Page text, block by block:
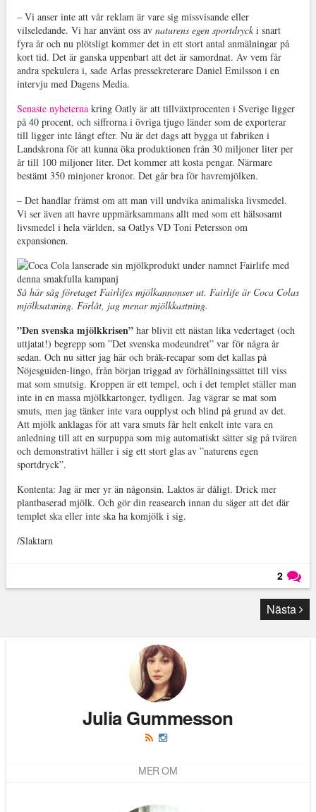
– Vi anser inte att vår reklam är vare sig missvisande eller
vilseledande. Vi har använt oss av naturens egen sportdrycki snart
fyra år och nu plötsligt kommer det in ett stort antal anmälningar på
kort tid. Det är ganska uppenbart att det är samordnat. Av vem får
andra spekulera i, sade Arlas pressekreterare Daniel Emilsson i en
intervju med Dagens Media.
Senaste nyheternakring Oatly är att tillväxtprocenten i Sverige ligger
på 40 procent, och siffrorna i övriga tjugo länder som de exporterar
till ligger inte långt efter. Nu är det dags att bygga ut fabriken i
Landskrona för att kunna öka produktionen från 30 miljoner liter per
år till 100 miljoner liter. Det kommer att kosta pengar. Närmare
bestämt 350 minjoner kronor. Det går bra för havremjölken.
– Det handlar främst om att man vill undvika animaliska livsmedel.
Vi ser även att havre uppmärksammans allt med som ett hälsosamt
livsmedel i hela världen, sa Oatlys VD Toni Petersson om
expansionen.
Så här såg företaget Fairlifes mjölkannonser ut. Fairlife är Coca Colas
mjölksatsning. Förlåt, jag menar mjölkkastning.
”Den svenska mjölkkrisen”har blivit ett nästan lika vedertaget (och
uttjatat!) begrepp som ”Det svenska modeundret” var för några år
sedan. Och nu sitter jag här och bråk-recapar som det kallas på
Nöjesguiden-lingo, från början triggad av förhållningssättet till viss
mat som smutsig. Kroppen är ett tempel, och i det templet ställer man
inte in en massa mjölkkartonger, tydligen. Jag vägrar se mat som
smuts, men jag tänker inte vara oupplyst och blind på grund av det.
Att mjölk anklagas för att vara smuts får helt enkelt inte vara en
anledning till att en surpuppa som mig automatiskt sätter sig på tvären
och demonstrativt häller i sig ett stort glas av ”naturens egen
sportdryck”.
Kontenta: Jag är mer yr än någonsin. Laktos är dåligt. Drick mer
plantbaserad mjölk. Och gör din reasearch innan du säger att det där
templet ska eller inte ska ha komjölk i sig.
/Slaktarn
2
Läs kommentarer (2)
Nästa
Julia Gummesson
MER OM